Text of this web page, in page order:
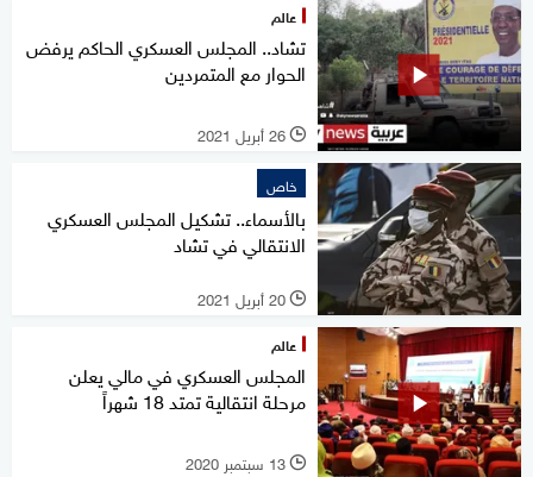
عالم
تشاد.. المجلس العسكري الحاكم يرفض
الحوار مع المتمردين
l 26 أبريل 2021
خاص
بالأسماء.. تشكيل المجلس العسكري
الانتقالي في تشاد
l 20 أبريل 2021
عالم
المجلس العسكري في مالي يعلن
مرحلة انتقالية تمتد 18 شهراً
l 13 سبتمبر 2020